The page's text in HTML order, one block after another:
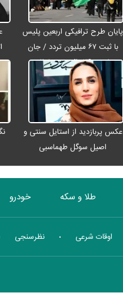
پایان طرح ترافیکی اربعین پلیس
با ثبت ۶۷ میلیون تردد / جان
باختن ۲۴ زائر در تصادفات
اربعینی
عکس پربازدید از استایل سنتی و
اصیل سوگل طهماسبی
طلا و سکه خودرو
منهای اقتصاد تاریخ اوقات شرعی نظرسنجی